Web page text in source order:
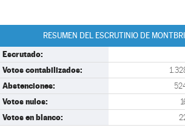
RESUMEN DEL ESCRUTINIO DE
Escrutado:
Votos contabilizados:
Abstenciones:
Votos nulos:
Votos en blanco: